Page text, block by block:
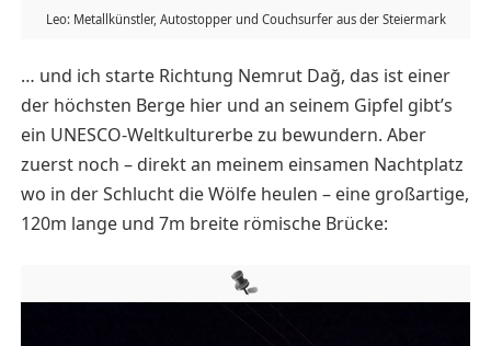
Leo: Metallkünstler, Autostopper und Couchsurfer aus der Steiermark
… und ich starte Richtung Nemrut Dağ, das ist einer
der höchsten Berge hier und an seinem Gipfel gibt’s
ein UNESCO-Weltkulturerbe zu bewundern. Aber
zuerst noch – direkt an meinem einsamen Nachtplatz
wo in der Schlucht die Wölfe heulen – eine großartige,
120m lange und 7m breite römische Brücke: